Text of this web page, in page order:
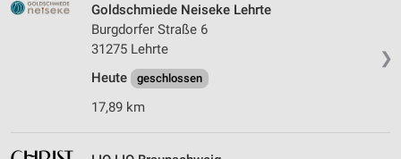
❯
Goldschmiede Neiseke Lehrte
Burgdorfer Straße 6
31275 Lehrte
Heute
geschlossen
17,89 km